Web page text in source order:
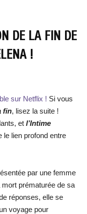
DE LA FIN DE
!
sur Netflix ! Si vous
fin, lisez la suite !
et l’Intime
le lien profond entre
par une femme
prématurée de sa
réponses, elle se
voyage pour